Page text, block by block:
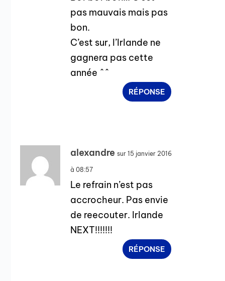
pas mauvais mais pas
bon.
C’est sur, l’Irlande ne
gagnera pas cette
année ^^
RÉPONSE
alexandre sur 15 janvier 2016
à 08:57
Le refrain n’est pas
accrocheur. Pas envie
de reecouter. Irlande
NEXT!!!!!!!
RÉPONSE